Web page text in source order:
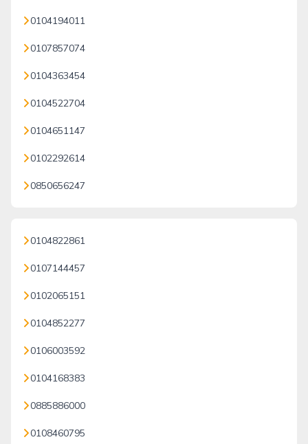
0104194011
0107857074
0104363454
0104522704
0104651147
0102292614
0850656247
0104822861
0107144457
0102065151
0104852277
0106003592
0104168383
0885886000
0108460795